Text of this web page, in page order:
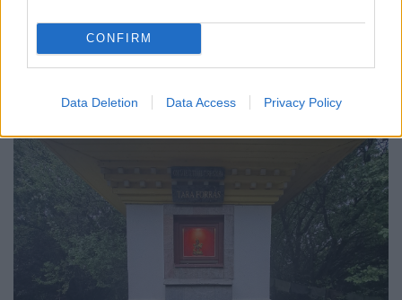
CONFIRM
Data Deletion Data Access Privacy Policy